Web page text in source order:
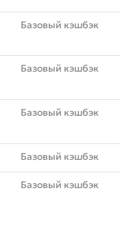
Базовый кэшбэк
Базовый кэшбэк
Базовый кэшбэк
Базовый кэшбэк
Базовый кэшбэк